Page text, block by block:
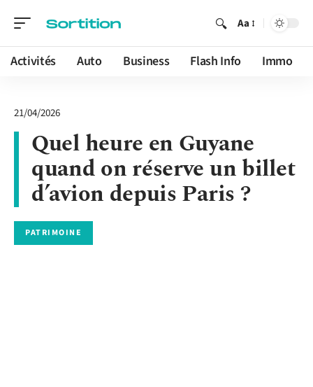
Aa
Activités Auto Business Flash Info Immo
21/04/2026
Quel heure en Guyane
quand on réserve un billet
d’avion depuis Paris ?
PATRIMOINE